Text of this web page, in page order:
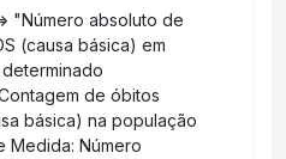
"Número absoluto de
(causa básica) em
de óbitos
básica) na população
Medida: Número